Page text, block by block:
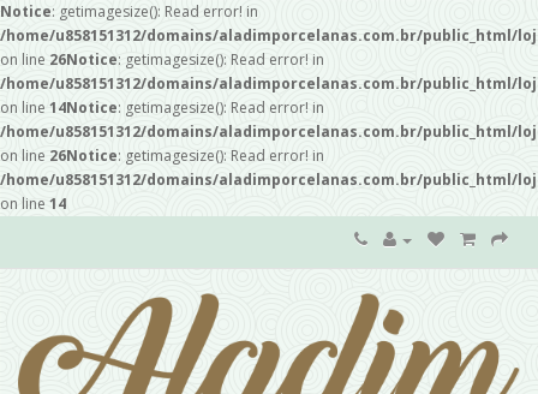
Notice: getimagesize(): Read error! in
/home/u858151312/domains/aladimporcelanas.com.br/public_html/
on line 26Notice: getimagesize(): Read error! in
/home/u858151312/domains/aladimporcelanas.com.br/public_html/
on line 14Notice: getimagesize(): Read error! in
/home/u858151312/domains/aladimporcelanas.com.br/public_html/
on line 26Notice: getimagesize(): Read error! in
/home/u858151312/domains/aladimporcelanas.com.br/public_html/
on line 14